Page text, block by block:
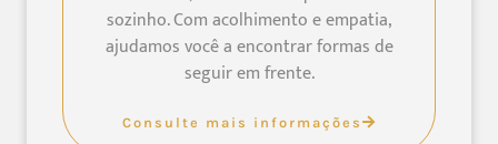
sozinho. Com acolhimento e empatia,
ajudamos você a encontrar formas de
seguir em frente.
Consulte mais informações